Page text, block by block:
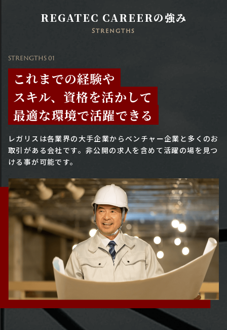
REGATEC CAREERの強み
Strengths
STRENGTHS 01
これまでの経験や
スキル、資格を活かして
最適な環境で活躍できる
レガリスは各業界の大手企業からベンチャー企業と多くのお
取引がある会社です。 非公開の求人を含めて活躍の場を見つ
ける事が可能です。